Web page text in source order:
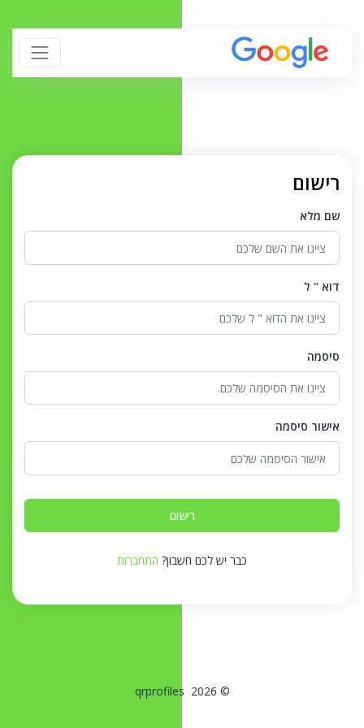
רישום
שם מלא
דוא " ל
סיסמה
אישור סיסמה
רישום
כבר יש לכם חשבון? התחברות
© 2026 qrprofiles